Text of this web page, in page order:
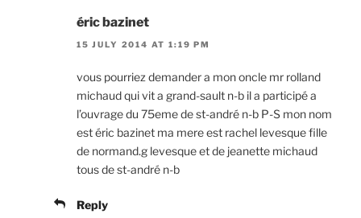
éric bazinet
15 JULY 2014 AT 1:19 PM
vous pourriez demander a mon oncle mr rolland
michaud qui vit a grand-sault n-b il a participé a
l’ouvrage du 75eme de st-andré n-b P-S mon nom
est éric bazinet ma mere est rachel levesque fille
de normand.g levesque et de jeanette michaud
tous de st-andré n-b
Reply